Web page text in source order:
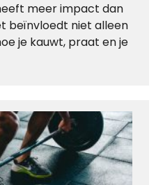
meer impact dan
beïnvloedt niet alleen
je kauwt, praat en je